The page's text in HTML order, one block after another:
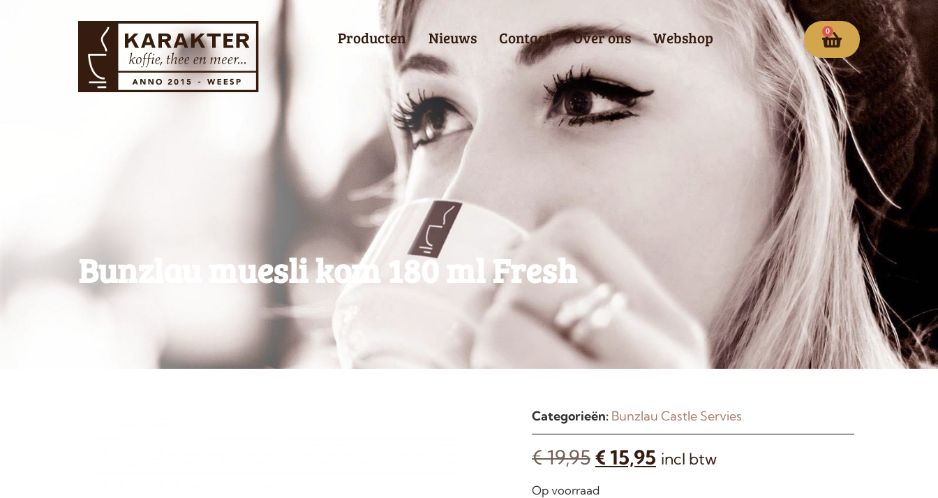
Producten Nieuws Contact Over ons Webshop 0
Bunzlau muesli kom 180 ml Fresh
Categorieën: Bunzlau Castle Servies
€19,95 € 15,95 incl btw
Op voorraad